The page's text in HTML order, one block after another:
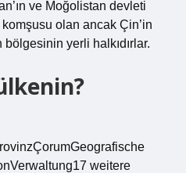
ve Moğolistan devleti
komşusu olan ancak Çin’in
yerli halkıdırlar.
weitere